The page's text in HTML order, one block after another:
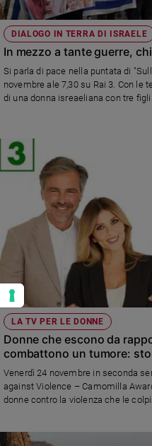
DIALOGO IN TERRA DI ISRAELE
In mezzo a tante guerre,
Si parla di pace nella puntata di
novembre ale 7,30 su Rai 3. Con le
di una donna isreaeliana con tre
LA TV PER LE DONNE
Donne che escono da
combattono un tumore:
su Rai 3
Venerdì 24 novembre in seconda
against Violence – Camomilla
donne contro la violenza che le
vocalist Silvia Mezzanotte, il